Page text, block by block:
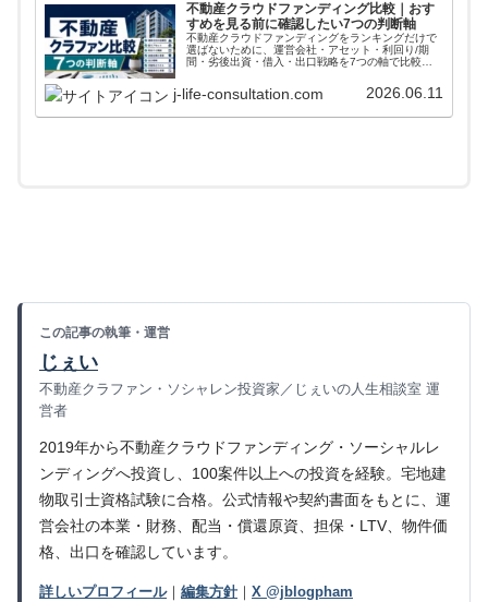
不動産クラウドファンディング比較｜おす
すめを見る前に確認したい7つの判断軸
不動産クラウドファンディングをランキングだけで
選ばないために、運営会社・アセット・利回り/期
間・劣後出資・借入・出口戦略を7つの軸で比較。
j-life-consultation.com 2026.06.11
この記事の執筆・運営
じぇい
不動産クラファン・ソシャレン投資家／じぇいの人生相談室 運
営者
2019年から不動産クラウドファンディング・ソーシャルレ
ンディングへ投資し、100案件以上への投資を経験。宅地建
物取引士資格試験に合格。公式情報や契約書面をもとに、運
営会社の本業・財務、配当・償還原資、担保・LTV、物件価
格、出口を確認しています。
詳しいプロフィール｜ 編集方針 ｜ X @jblogpham